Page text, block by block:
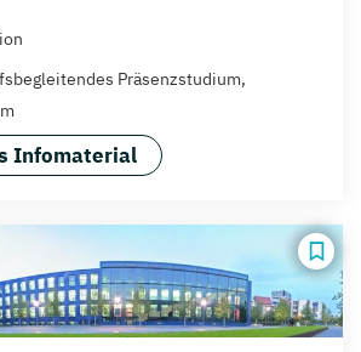
Präsenzstudium,
Infomaterial